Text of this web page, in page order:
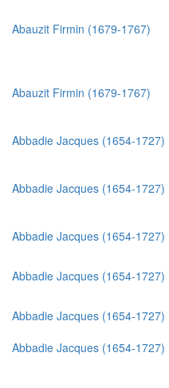
Abauzit Firmin (1679-1767)
Abauzit Firmin (1679-1767)
Abbadie Jacques (1654-1727)
Abbadie Jacques (1654-1727)
Abbadie Jacques (1654-1727)
Abbadie Jacques (1654-1727)
Abbadie Jacques (1654-1727)
Abbadie Jacques (1654-1727)